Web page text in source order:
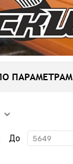
ПАРАМЕТРАМ
До